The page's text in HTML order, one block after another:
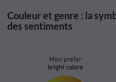
Couleur et genre : la
des sentiments